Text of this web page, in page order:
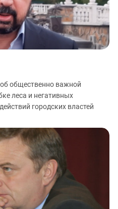
общественно важной
леса и негативных
городских властей